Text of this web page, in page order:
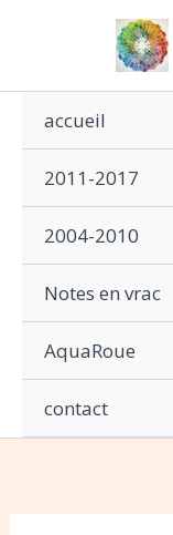
accueil
2011-2017
2004-2010
Notes en vrac
AquaRoue
contact